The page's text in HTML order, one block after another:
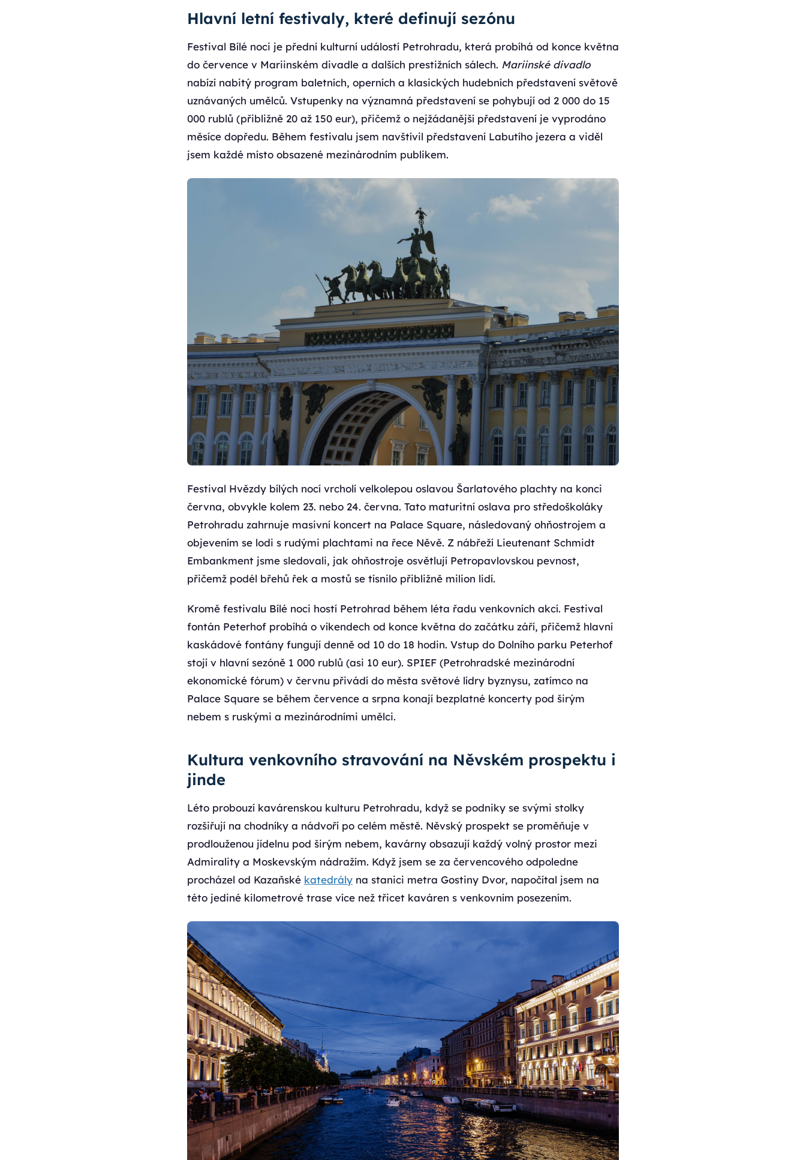
Hlavní letní festivaly, které definují sezónu
Festival Bílé noci je přední kulturní událostí Petrohradu, která probíhá od konce května
do července v Mariinském divadle a dalších prestižních sálech. Mariinské divadlo
nabízí nabitý program baletních, operních a klasických hudebních představení světově
uznávaných umělců. Vstupenky na významná představení se pohybují od 2 000 do 15
000 rublů (přibližně 20 až 150 eur), přičemž o nejžádanější představení je vyprodáno
měsíce dopředu. Během festivalu jsem navštívil představení Labutího jezera a viděl
jsem každé místo obsazené mezinárodním publikem.
Festival Hvězdy bílých nocí vrcholí velkolepou oslavou Šarlatového plachty na konci
června, obvykle kolem 23. nebo 24. června. Tato maturitní oslava pro středoškoláky
Petrohradu zahrnuje masivní koncert na Palace Square, následovaný ohňostrojem a
objevením se lodi s rudými plachtami na řece Něvě. Z nábřeží Lieutenant Schmidt
Embankment jsme sledovali, jak ohňostroje osvětlují Petropavlovskou pevnost,
přičemž podél břehů řek a mostů se tísnilo přibližně milion lidí.
Kromě festivalu Bílé noci hostí Petrohrad během léta řadu venkovních akcí. Festival
fontán Peterhof probíhá o víkendech od konce května do začátku září, přičemž hlavní
kaskádové fontány fungují denně od 10 do 18 hodin. Vstup do Dolního parku Peterhof
stojí v hlavní sezóně 1 000 rublů (asi 10 eur). SPIEF (Petrohradské mezinárodní
ekonomické fórum) v červnu přivádí do města světové lídry byznysu, zatímco na
Palace Square se během července a srpna konají bezplatné koncerty pod širým
nebem s ruskými a mezinárodními umělci.
Kultura venkovního stravování na Něvském prospektu i
jinde
Léto probouzí kavárenskou kulturu Petrohradu, když se podniky se svými stolky
rozšiřují na chodníky a nádvoří po celém městě. Něvský prospekt se proměňuje v
prodlouženou jídelnu pod širým nebem, kavárny obsazují každý volný prostor mezi
Admirality a Moskevským nádražím. Když jsem se za červencového odpoledne
procházel od Kazaňské katedrály na stanici metra Gostiny Dvor, napočítal jsem na
této jediné kilometrové trase více než třicet kaváren s venkovním posezením.